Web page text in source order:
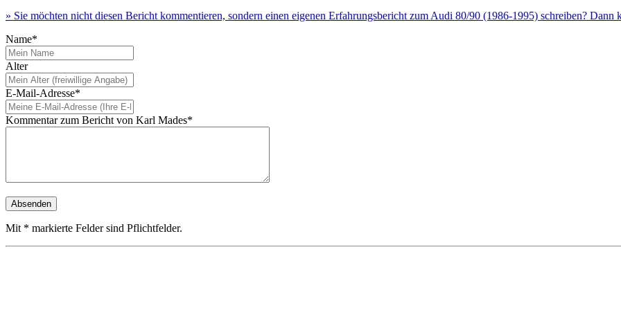
» Sie möchten nicht diesen Bericht kommentieren, sondern einen eigenen Erfahrungsbericht zum Audi 80/90 (1986-1995) schreiben? Dann
Name*
Alter
E-Mail-Adresse*
Kommentar zum Bericht von Karl Mades*
Mit * markierte Felder sind Pflichtfelder.